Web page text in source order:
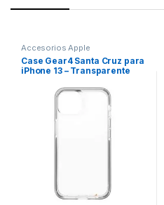
Accesorios Apple
Case Gear4 Santa Cruz para
iPhone 13 – Transparente